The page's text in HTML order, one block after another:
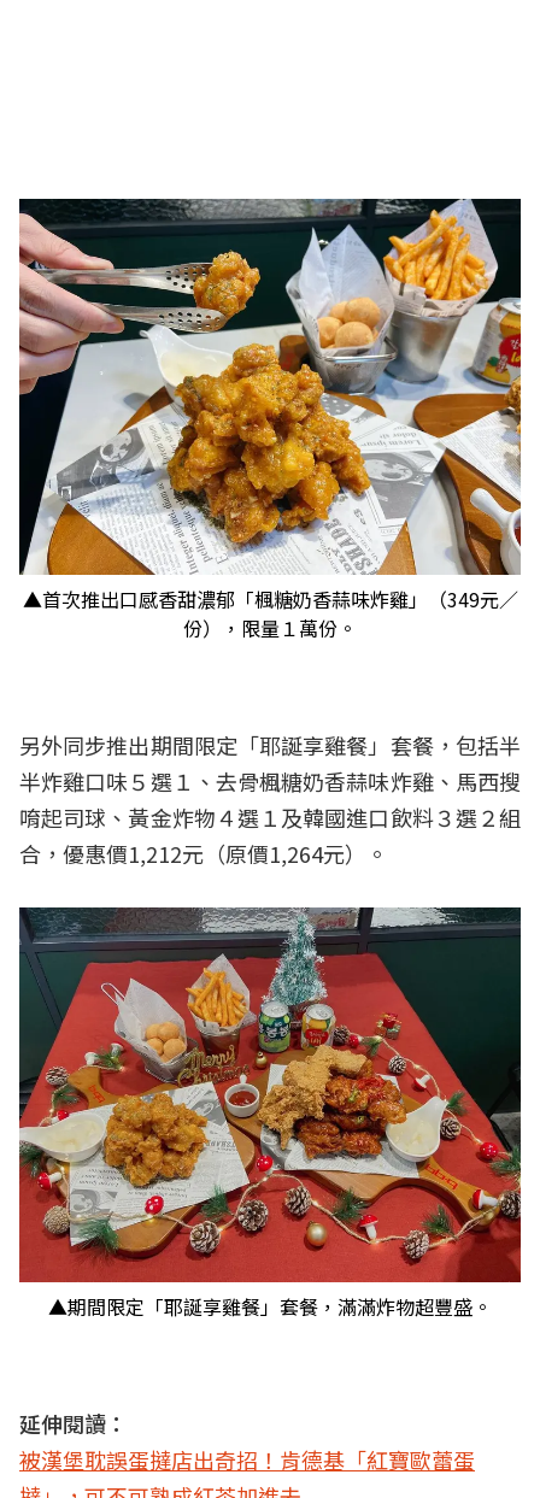
▲首次推出口感香甜濃郁「楓糖奶香蒜味炸雞」（349元／
份），限量１萬份。
另外同步推出期間限定「耶誕享雞餐」套餐，包括半
半炸雞口味５選１、去骨楓糖奶香蒜味炸雞、馬西搜
唷起司球、黃金炸物４選１及韓國進口飲料３選２組
合，優惠價1,212元（原價1,264元）。
▲期間限定「耶誕享雞餐」套餐，滿滿炸物超豐盛。
延伸閱讀：
被漢堡耽誤蛋撻店出奇招！肯德基「紅寶歐蕾蛋